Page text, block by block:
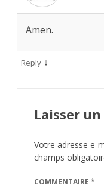
Amen.
Reply ↓
Laisser
Votre adresse e-
champs
COMMENTAIRE *